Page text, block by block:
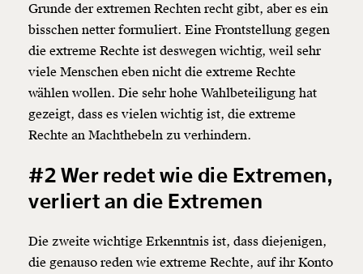
Grunde der extremen Rechten recht gibt, aber es ein
bisschen netter formuliert. Eine Frontstellung gegen
die extreme Rechte ist deswegen wichtig, weil sehr
viele Menschen eben nicht die extreme Rechte
wählen wollen. Die sehr hohe Wahlbeteiligung hat
gezeigt, dass es vielen wichtig ist, die extreme
Rechte an Machthebeln zu verhindern.
#2 Wer redet wie die Extremen,
verliert an die Extremen
Die zweite wichtige Erkenntnis ist, dass diejenigen,
die genauso reden wie extreme Rechte, auf ihr Konto